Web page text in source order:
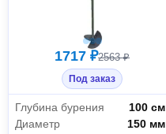
1717 ₽2563 ₽
Под заказ
Глубина бурения
100 см
Диаметр
150 мм